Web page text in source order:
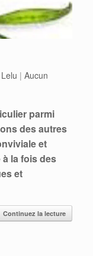
| Aucun
parmi
des autres
et
la fois des
et
Continuez la lecture